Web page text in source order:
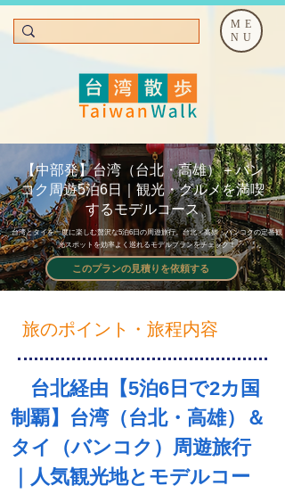
ME
NU
【中部発】台湾（台北・高雄）＋バン
コク周遊5泊6日｜観光・グルメを満喫
するモデルコース
台湾とタイを一度に楽しむ贅沢な5泊6日の周遊旅行。台北・高雄・バンコクの定番観
光スポットを効率よく巡れるモデルプランをチェック！
このプランの見積りを依頼する
旅のポイント・旅程内容
台北経由【5泊6日で2カ国
制覇】台湾（台北・高雄）＆
タイ（バンコク）周遊旅行
｜人気観光地とモデルコー